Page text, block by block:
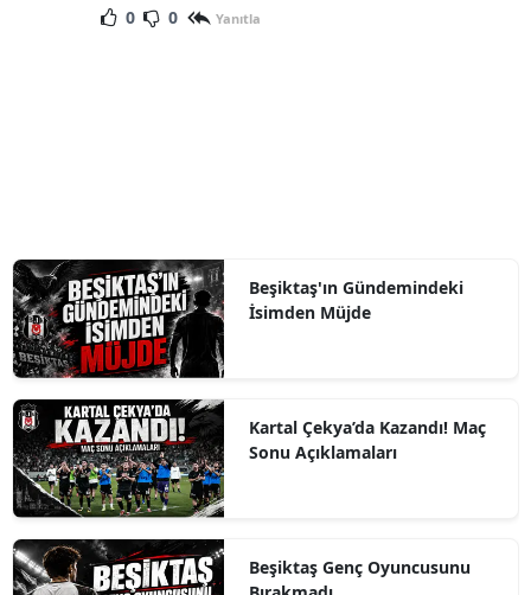
0 0 Yanıtla
Beşiktaş'ın Gündemindeki
İsimden Müjde
Kartal Çekya’da Kazandı! Maç
Sonu Açıklamaları
Beşiktaş Genç Oyuncusunu